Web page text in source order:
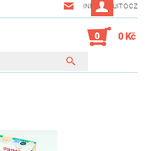
INFO@EDUITO.CZ
0 0 Kč